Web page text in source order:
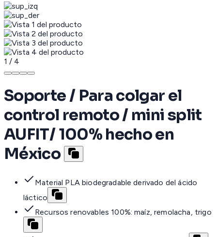
1 / 4
Soporte / Para colgar el
control remoto / mini split
AUFIT/ 100% hecho en
México
Material PLA biodegradable derivado del ácido
láctico
Recursos renovables 100%: maíz, remolacha, trigo